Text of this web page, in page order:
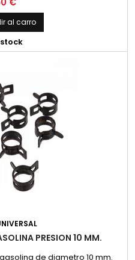
al carro
stock
PRESION 10 MM.
de diametro 10 mm.